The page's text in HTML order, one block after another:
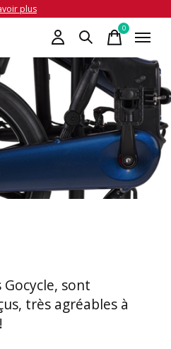
plus
0items
sont
très agréables à